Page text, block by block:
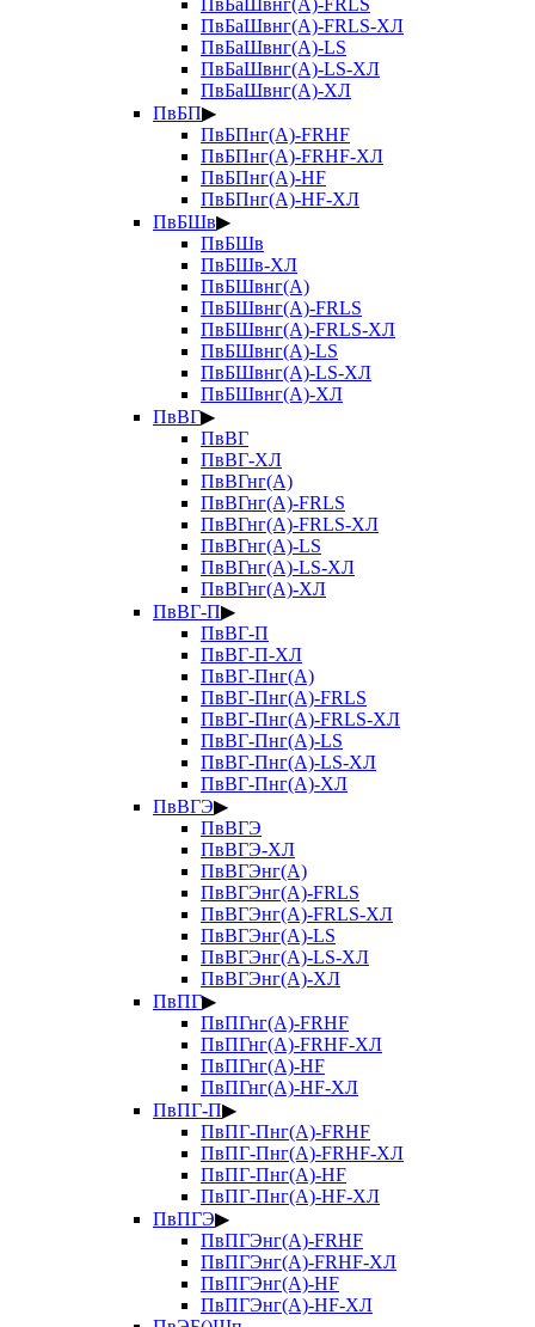
ПвБаШвнг(А)-FRLS
ПвБаШвнг(А)-FRLS-ХЛ
ПвБаШвнг(А)-LS
ПвБаШвнг(А)-LS-ХЛ
ПвБаШвнг(А)-ХЛ
ПвБП▶
ПвБПнг(А)-FRHF
ПвБПнг(А)-FRHF-ХЛ
ПвБПнг(А)-HF
ПвБПнг(А)-HF-ХЛ
ПвБШв▶
ПвБШв
ПвБШв-ХЛ
ПвБШвнг(А)
ПвБШвнг(А)-FRLS
ПвБШвнг(А)-FRLS-ХЛ
ПвБШвнг(А)-LS
ПвБШвнг(А)-LS-ХЛ
ПвБШвнг(А)-ХЛ
ПвВГ▶
ПвВГ
ПвВГ-ХЛ
ПвВГнг(А)
ПвВГнг(А)-FRLS
ПвВГнг(А)-FRLS-ХЛ
ПвВГнг(А)-LS
ПвВГнг(А)-LS-ХЛ
ПвВГнг(А)-ХЛ
ПвВГ-П▶
ПвВГ-П
ПвВГ-П-ХЛ
ПвВГ-Пнг(А)
ПвВГ-Пнг(А)-FRLS
ПвВГ-Пнг(А)-FRLS-ХЛ
ПвВГ-Пнг(А)-LS
ПвВГ-Пнг(А)-LS-ХЛ
ПвВГ-Пнг(А)-ХЛ
ПвВГЭ▶
ПвВГЭ
ПвВГЭ-ХЛ
ПвВГЭнг(А)
ПвВГЭнг(А)-FRLS
ПвВГЭнг(А)-FRLS-ХЛ
ПвВГЭнг(А)-LS
ПвВГЭнг(А)-LS-ХЛ
ПвВГЭнг(А)-ХЛ
ПвПГ▶
ПвПГнг(А)-FRHF
ПвПГнг(А)-FRHF-ХЛ
ПвПГнг(А)-HF
ПвПГнг(А)-HF-ХЛ
ПвПГ-П▶
ПвПГ-Пнг(А)-FRHF
ПвПГ-Пнг(А)-FRHF-ХЛ
ПвПГ-Пнг(А)-HF
ПвПГ-Пнг(А)-HF-ХЛ
ПвПГЭ▶
ПвПГЭнг(А)-FRHF
ПвПГЭнг(А)-FRHF-ХЛ
ПвПГЭнг(А)-HF
ПвПГЭнг(А)-HF-ХЛ